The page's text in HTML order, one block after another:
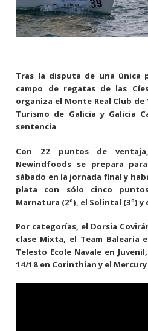
Tras la disputa de una única
campo de regatas de las
organiza el Monte Real Club
Turismo de Galicia y Galicia
sentencia
Con 22 puntos de
Newindfoods se prepara
sábado en la jornada final y
plata con sólo cinco
Marnatura (2º), el Solintal (3º) y
Por categorías, el Dorsia
clase Mixta, el Team Balearia
Telesto Ecole Navale en
14/18 en Corinthian y el